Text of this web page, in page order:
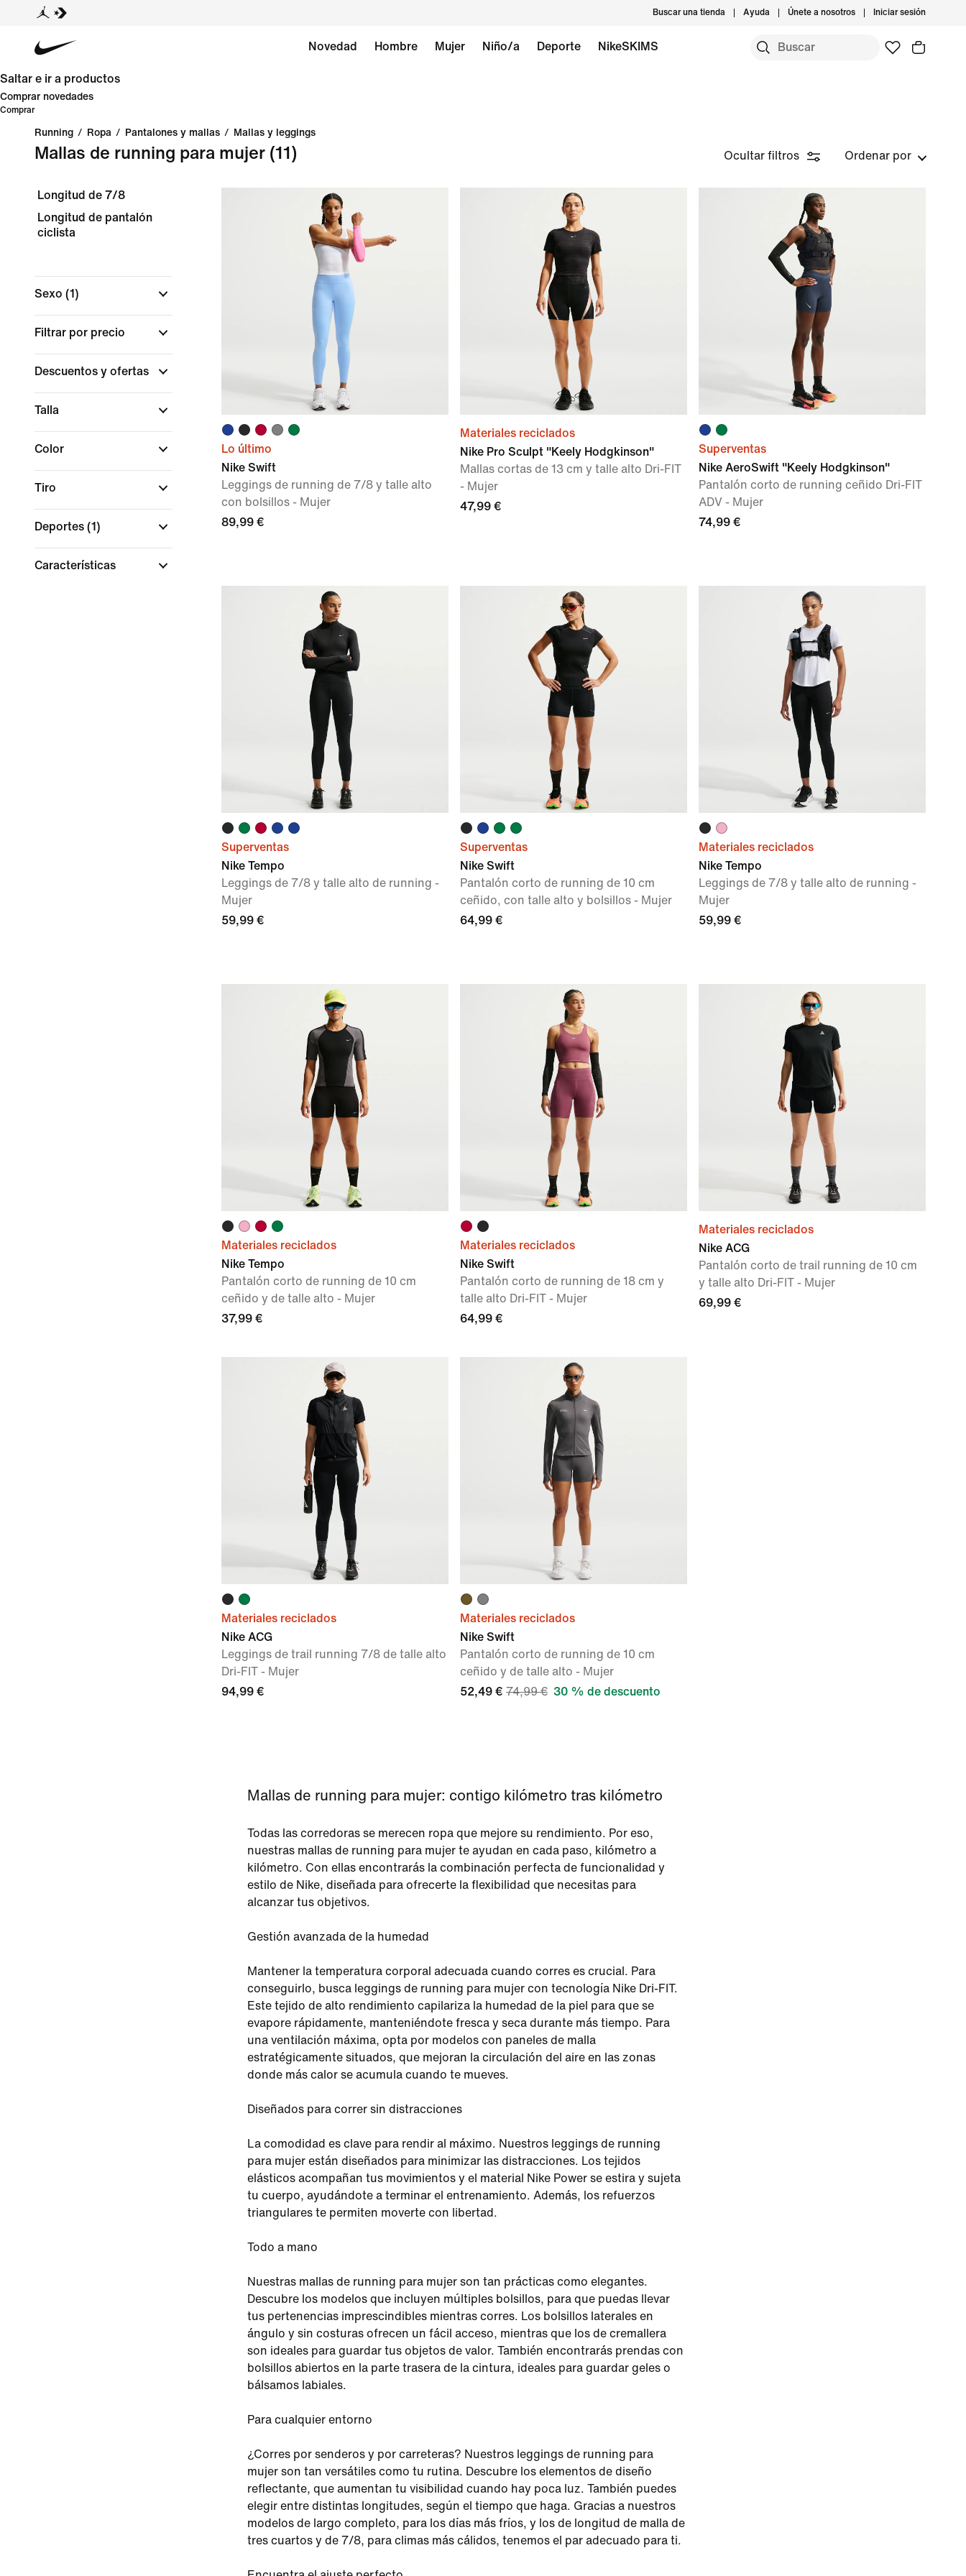
Buscar una tienda Ayuda Únete a nosotros Iniciar sesión
Novedad Hombre Mujer Niño/a Deporte NikeSKIMS
Saltar e ir a productos
Comprar novedades
Comprar
Running / Ropa / Pantalones y mallas / Mallas y leggings
Mallas de running para mujer (11) Ocultar filtros Ordenar por
Longitud de 7/8
Longitud de pantalón
ciclista
Sexo (1)
Filtrar por precio
Descuentos y ofertas
Talla
Color
Tiro
Deportes (1)
Características
Lo último
Nike Swift
Leggings de running de 7/8 y talle alto
con bolsillos - Mujer
89,99 €
Materiales reciclados
Nike Pro Sculpt "Keely Hodgkinson"
Mallas cortas de 13 cm y talle alto Dri-FIT
- Mujer
47,99 €
Superventas
Nike AeroSwift "Keely Hodgkinson"
Pantalón corto de running ceñido Dri-FIT
ADV - Mujer
74,99 €
Superventas
Nike Tempo
Leggings de 7/8 y talle alto de running -
Mujer
59,99 €
Superventas
Nike Swift
Pantalón corto de running de 10 cm
ceñido, con talle alto y bolsillos - Mujer
64,99 €
Materiales reciclados
Nike Tempo
Leggings de 7/8 y talle alto de running -
Mujer
59,99 €
Materiales reciclados
Nike Tempo
Pantalón corto de running de 10 cm
ceñido y de talle alto - Mujer
37,99 €
Materiales reciclados
Nike Swift
Pantalón corto de running de 18 cm y
talle alto Dri-FIT - Mujer
64,99 €
Materiales reciclados
Nike ACG
Pantalón corto de trail running de 10 cm
y talle alto Dri-FIT - Mujer
69,99 €
Materiales reciclados
Nike ACG
Leggings de trail running 7/8 de talle alto
Dri-FIT - Mujer
94,99 €
Materiales reciclados
Nike Swift
Pantalón corto de running de 10 cm
ceñido y de talle alto - Mujer
52,49 € 74,99 € 30 % de descuento
Mallas de running para mujer: contigo kilómetro tras kilómetro
Todas las corredoras se merecen ropa que mejore su rendimiento. Por eso,
nuestras mallas de running para mujer te ayudan en cada paso, kilómetro a
kilómetro. Con ellas encontrarás la combinación perfecta de funcionalidad y
estilo de Nike, diseñada para ofrecerte la flexibilidad que necesitas para
alcanzar tus objetivos.
Gestión avanzada de la humedad
Mantener la temperatura corporal adecuada cuando corres es crucial. Para
conseguirlo, busca leggings de running para mujer con tecnología Nike Dri-FIT.
Este tejido de alto rendimiento capilariza la humedad de la piel para que se
evapore rápidamente, manteniéndote fresca y seca durante más tiempo. Para
una ventilación máxima, opta por modelos con paneles de malla
estratégicamente situados, que mejoran la circulación del aire en las zonas
donde más calor se acumula cuando te mueves.
Diseñados para correr sin distracciones
La comodidad es clave para rendir al máximo. Nuestros leggings de running
para mujer están diseñados para minimizar las distracciones. Los tejidos
elásticos acompañan tus movimientos y el material Nike Power se estira y sujeta
tu cuerpo, ayudándote a terminar el entrenamiento. Además, los refuerzos
triangulares te permiten moverte con libertad.
Todo a mano
Nuestras mallas de running para mujer son tan prácticas como elegantes.
Descubre los modelos que incluyen múltiples bolsillos, para que puedas llevar
tus pertenencias imprescindibles mientras corres. Los bolsillos laterales en
ángulo y sin costuras ofrecen un fácil acceso, mientras que los de cremallera
son ideales para guardar tus objetos de valor. También encontrarás prendas con
bolsillos abiertos en la parte trasera de la cintura, ideales para guardar geles o
bálsamos labiales.
Para cualquier entorno
¿Corres por senderos y por carreteras? Nuestros leggings de running para
mujer son tan versátiles como tu rutina. Descubre los elementos de diseño
reflectante, que aumentan tu visibilidad cuando hay poca luz. También puedes
elegir entre distintas longitudes, según el tiempo que haga. Gracias a nuestros
modelos de largo completo, para los días más fríos, y los de longitud de malla de
tres cuartos y de 7/8, para climas más cálidos, tenemos el par adecuado para ti.